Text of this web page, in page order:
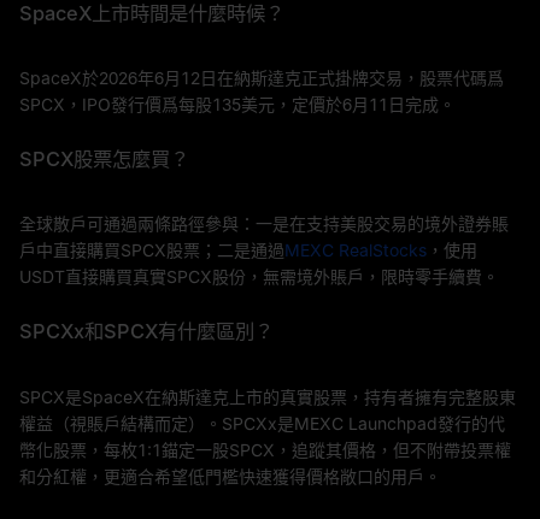
SpaceX上市時間是什麼時候？
SpaceX於2026年6月12日在納斯達克正式掛牌交易，股票代碼爲
SPCX，IPO發行價爲每股135美元，定價於6月11日完成。
SPCX股票怎麼買？
全球散戶可通過兩條路徑參與：一是在支持美股交易的境外證券賬
戶中直接購買SPCX股票；二是通過MEXC RealStocks ，使用
USDT直接購買真實SPCX股份，無需境外賬戶，限時零手續費。
SPCXx和SPCX有什麼區別？
SPCX是SpaceX在納斯達克上市的真實股票，持有者擁有完整股東
權益（視賬戶結構而定）。SPCXx是MEXC Launchpad發行的代
幣化股票，每枚1:1錨定一股SPCX，追蹤其價格，但不附帶投票權
和分紅權，更適合希望低門檻快速獲得價格敞口的用戶。